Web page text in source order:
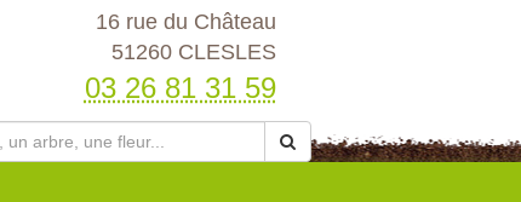
16 rue du Château
51260 CLESLES
03 26 81 31 59